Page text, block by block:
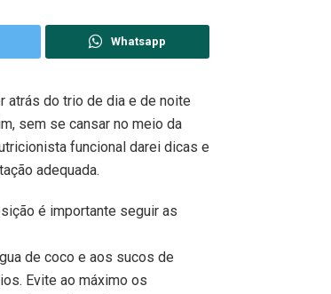
Whatsapp
atrás do trio de dia e de noite
sem se cansar no meio da
funcional darei dicas e
adequada.
é importante seguir as
de coco e aos sucos de
Evite ao máximo os